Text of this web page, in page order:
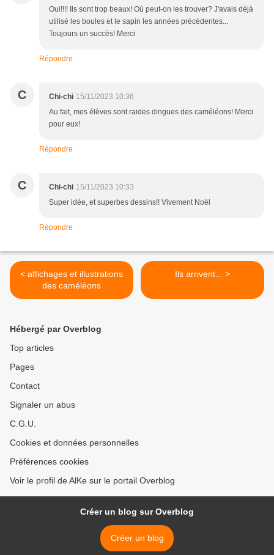
Oui!!!! Ils sont trop beaux! Où peut-on les trouver? J'avais déjà
utilisé les boules et le sapin les années précédentes...
Toujours un succès! Merci
Répondre
C Chi-chi 15/11/2023 10:36
Au fait, mes élèves sont raides dingues des caméléons! Merci
pour eux!
Répondre
C Chi-chi 15/11/2023 10:33
Super idée, et superbes dessins!! Vivement Noël
Répondre
< affichages et illustrations
des caméléons
Ils arrivent... >
Hébergé par Overblog
Top articles
Pages
Contact
Signaler un abus
C.G.U.
Cookies et données personnelles
Préférences cookies
Voir le profil de AlKe sur le portail Overblog
Créer un blog sur Overblog
Créer un blog